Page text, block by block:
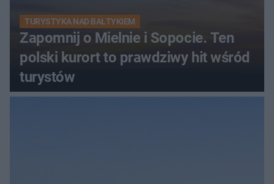
TURYSTYKA NAD BAŁTYKIEM
Zapomnij o Mielnie i Sopocie. Ten
polski kurort to prawdziwy hit wśród
turystów